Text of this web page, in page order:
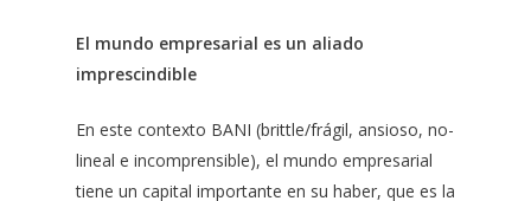
El mundo empresarial es un aliado
imprescindible
En este contexto BANI (brittle/frágil, ansioso, no-
lineal e incomprensible), el mundo empresarial
tiene un capital importante en su haber, que es la